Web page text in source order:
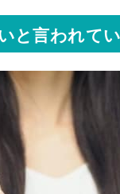
と言われて